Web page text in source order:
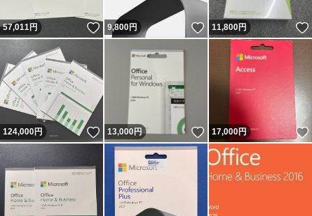
57,011円 いいね！
9,800円 いいね！
11,800円
124,000円 いいね！
13,000円 いいね！
17,000円